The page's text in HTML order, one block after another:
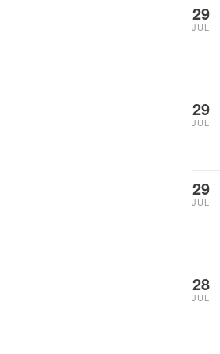
29
JUL
29
JUL
29
JUL
28
JUL